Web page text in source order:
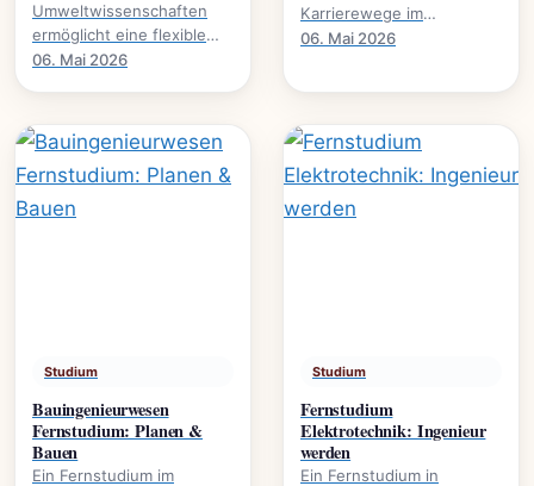
Umweltwissenschaften
ermöglicht eine flexible
Weiterbildung im Bereich
06. Mai 2026
Karrierewege im
Management von
06. Mai 2026
Studium
Bauingenieurwesen
Fernstudium: Planen &
Bauen
Ein Fernstudium im
Studium
Fernstudium
Elektrotechnik: Ingenieur
werden
Ein Fernstudium in